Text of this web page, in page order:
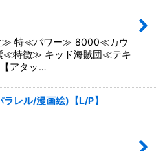
特≪パワー≫ 8000≪カウ
特徴≫ キッド海賊団≪テキ
アタッ…
ラレル/漫画絵)【L/P】